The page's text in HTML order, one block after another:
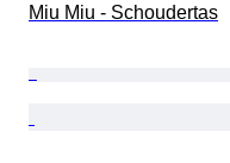
Miu Miu - Schoudertas